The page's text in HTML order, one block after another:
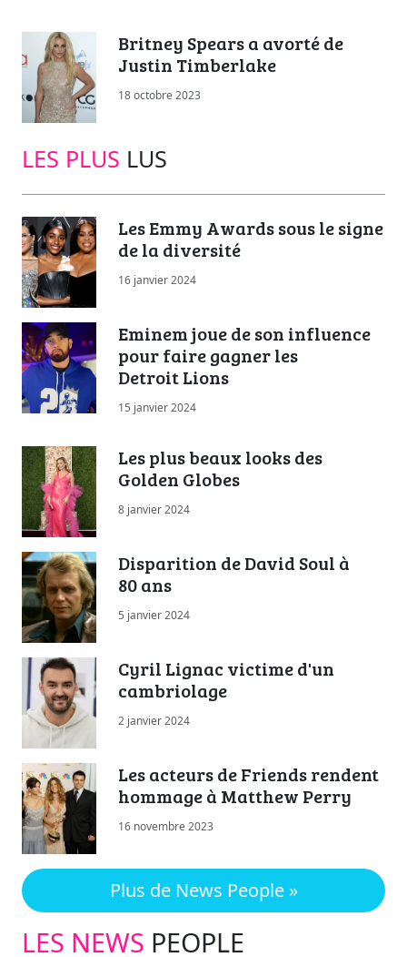
Britney Spears a avorté de
Justin Timberlake
18 octobre 2023
LES PLUS LUS
Les Emmy Awards sous le signe
de la diversité
16 janvier 2024
Eminem joue de son influence
pour faire gagner les
Detroit Lions
15 janvier 2024
Les plus beaux looks des
Golden Globes
8 janvier 2024
Disparition de David Soul à
80 ans
5 janvier 2024
Cyril Lignac victime d'un
cambriolage
2 janvier 2024
Les acteurs de Friends rendent
hommage à Matthew Perry
16 novembre 2023
Plus de News People »
LES NEWS PEOPLE